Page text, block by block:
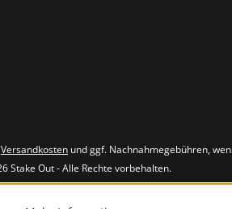
Versandkosten und ggf. Nachnahmegebühren,
Stake Out - Alle Rechte vorbehalten.